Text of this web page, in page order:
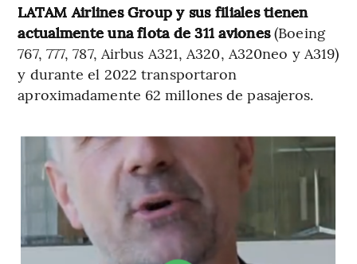
LATAM Airlines Group y sus filiales tienen
actualmente una flota de 311 aviones(Boeing
767, 777, 787, Airbus A321, A320, A320neo y A319)
y durante el 2022 transportaron
aproximadamente 62 millones de pasajeros.